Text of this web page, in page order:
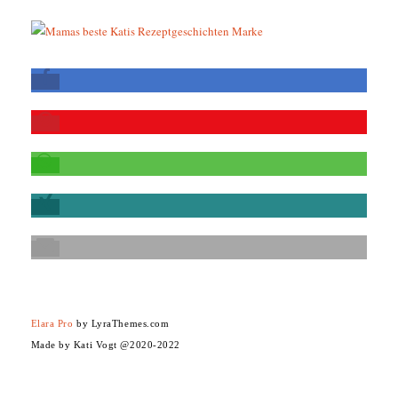
Elara Pro by LyraThemes.com
Made by Kati Vogt @2020-2022